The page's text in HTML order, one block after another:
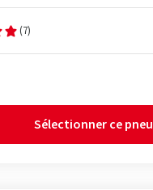
(7)
Sélectionner ce pneu